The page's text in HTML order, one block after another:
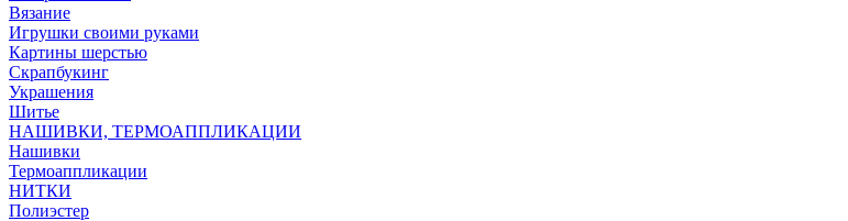
Вязание
Игрушки своими руками
Картины шерстью
Скрапбукинг
Украшения
Шитье
НАШИВКИ, ТЕРМОАППЛИКАЦИИ
Нашивки
Термоаппликации
НИТКИ
Полиэстер